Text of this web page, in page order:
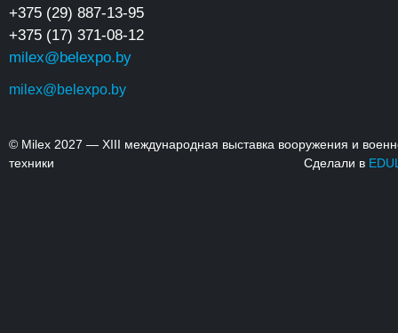
+375 (29) 887-13-95
+375 (17) 371-08-12
milex@belexpo.by
milex@belexpo.by
© Milex 2027 — XIII международная выставка вооружения и
техники
Сделали в